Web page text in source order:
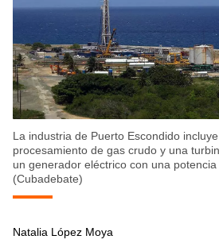
La industria de Puerto Escondido
procesamiento de gas crudo y una
un generador eléctrico con una
(Cubadebate)
Natalia López Moya